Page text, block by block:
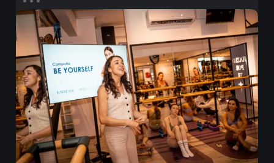
SII
Infuencers
para
Merz
Aesthetics